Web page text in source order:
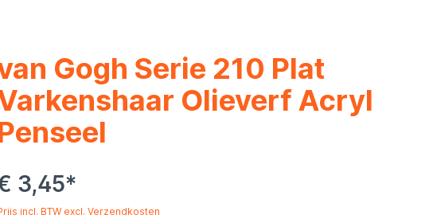
Gogh Serie 210 Plat
Olieverf Acryl
3,45*
incl. BTW excl. Verzendkosten